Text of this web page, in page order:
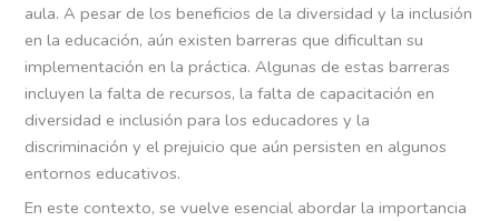
aula. A pesar de los beneficios de la diversidad y la inclusión
en la educación, aún existen barreras que dificultan su
implementación en la práctica. Algunas de estas barreras
incluyen la falta de recursos, la falta de capacitación en
diversidad e inclusión para los educadores y la
discriminación y el prejuicio que aún persisten en algunos
entornos educativos.
En este contexto, se vuelve esencial abordar la importancia